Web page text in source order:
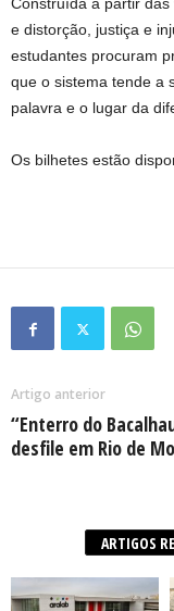
Construída a partir
e distorção, justiça e
estudantes procuram
que o sistema tende a
palavra e o lugar da
Os bilhetes estão
Artigo anterior
“Enterro do
desfile em Rio de
ARTIGOS